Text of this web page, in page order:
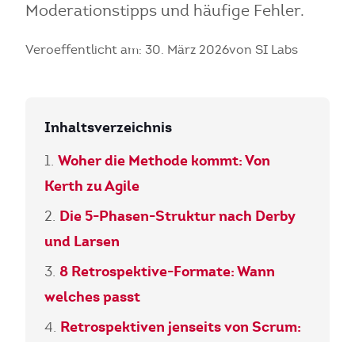
Moderationstipps und häufige Fehler.
Veroeffentlicht am: 30. März 2026von SI Labs
Inhaltsverzeichnis
Woher die Methode kommt: Von
Kerth zu Agile
Die 5-Phasen-Struktur nach Derby
und Larsen
8 Retrospektive-Formate: Wann
welches passt
Retrospektiven jenseits von Scrum: